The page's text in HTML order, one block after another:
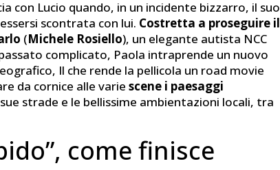
con Lucio quando, in un incidente bizzarro, il suo
scontrata con lui. Costretta a proseguire il
(Michele Rosiello), un elegante autista NCC
complicato, Paola intraprende un nuovo
Il che rende la pellicola un road movie
da cornice alle variescene i paesaggi
strade e le bellissime ambientazioni locali, tra
come finisce